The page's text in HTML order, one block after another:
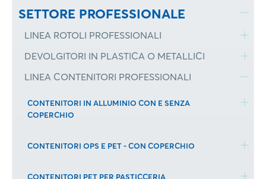
SETTORE PROFESSIONALE
LINEA ROTOLI PROFESSIONALI
DEVOLGITORI IN PLASTICA O METALLICI
LINEA CONTENITORI PROFESSIONALI
CONTENITORI IN ALLUMINIO CON E SENZA
COPERCHIO
CONTENITORI OPS E PET - CON COPERCHIO
CONTENITORI PET PER PASTICCERIA